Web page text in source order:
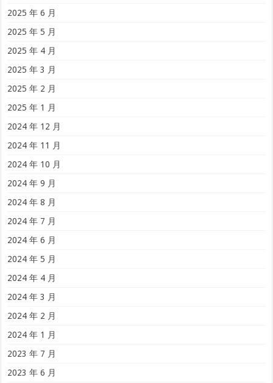
2025 年 6 月
2025 年 5 月
2025 年 4 月
2025 年 3 月
2025 年 2 月
2025 年 1 月
2024 年 12 月
2024 年 11 月
2024 年 10 月
2024 年 9 月
2024 年 8 月
2024 年 7 月
2024 年 6 月
2024 年 5 月
2024 年 4 月
2024 年 3 月
2024 年 2 月
2024 年 1 月
2023 年 7 月
2023 年 6 月